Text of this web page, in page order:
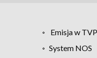
Emisja w TVP
System NOS